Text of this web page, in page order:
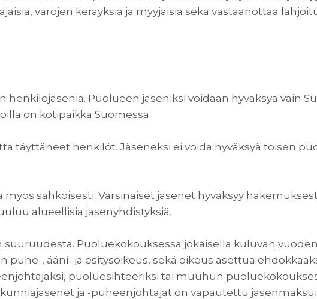
varojen keräyksiä ja myyjäisiä sekä vastaanottaa
henkilöjäseniä. Puolueen jäseniksi voidaan hyväksyä vain
on kotipaikka Suomessa.
täyttäneet henkilöt. Jäseneksi ei voida hyväksyä toisen
sähköisesti. Varsinaiset jäsenet hyväksyy
alueellisia jäsenyhdistyksiä.
Puoluekokouksessa jokaisella kuluvan vuoden
puhe-, ääni- ja esitysoikeus, sekä oikeus asettua
puoluesihteeriksi tai muuhun
ja -puheenjohtajat on vapautettu